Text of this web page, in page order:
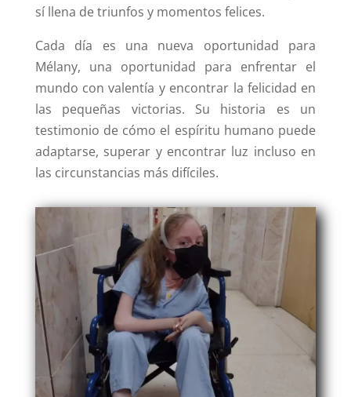
sí llena de triunfos y momentos felices.
Cada día es una nueva oportunidad para
Mélany, una oportunidad para enfrentar el
mundo con valentía y encontrar la felicidad en
las pequeñas victorias. Su historia es un
testimonio de cómo el espíritu humano puede
adaptarse, superar y encontrar luz incluso en
las circunstancias más difíciles.